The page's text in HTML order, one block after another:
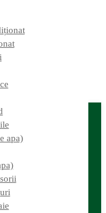
apa)